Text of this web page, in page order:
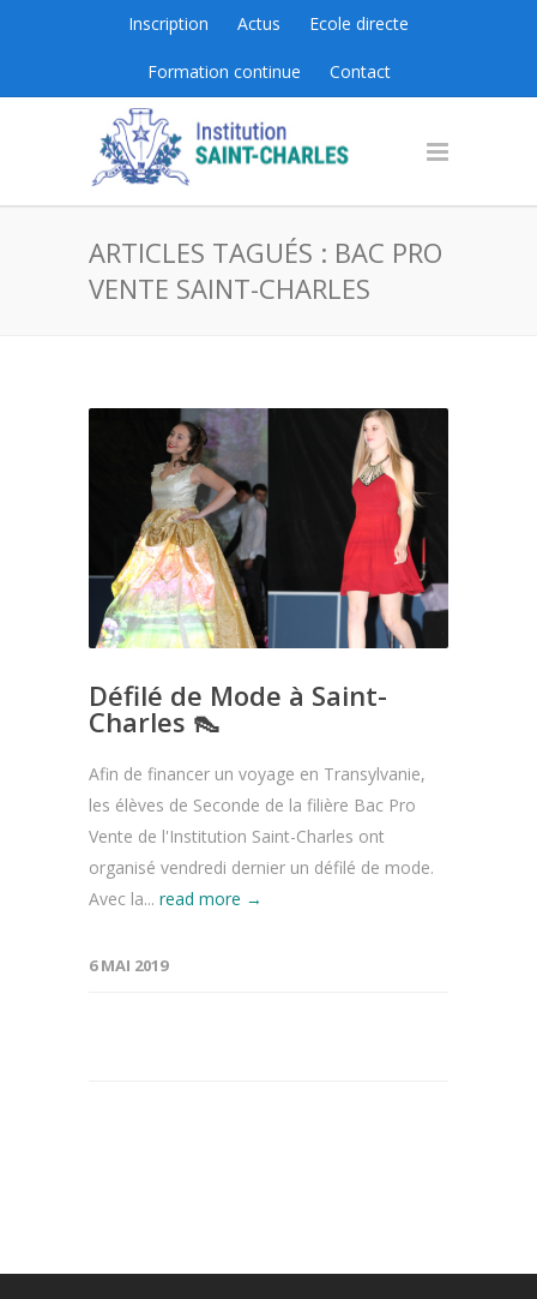
Inscription Actus Ecole directe
Formation continue Contact
ARTICLES TAGUÉS : BAC PRO
VENTE SAINT-CHARLES
Défilé de Mode à Saint-
Charles 👠
Afin de financer un voyage en Transylvanie,
les élèves de Seconde de la filière Bac Pro
Vente de l'Institution Saint-Charles ont
organisé vendredi dernier un défilé de mode.
Avec la... read more →
6 MAI 2019